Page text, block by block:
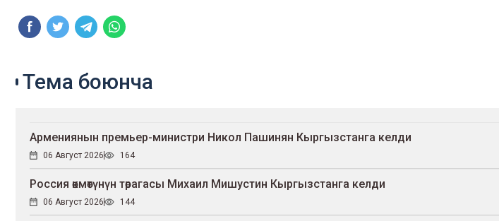
Тема боюнча
Армениянын премьер-министри Никол Пашинян Кыргызстанга келди
06 Август 2026 164
Россия өкмөтүнүн төрагасы Михаил Мишустин Кыргызстанга келди
06 Август 2026 144